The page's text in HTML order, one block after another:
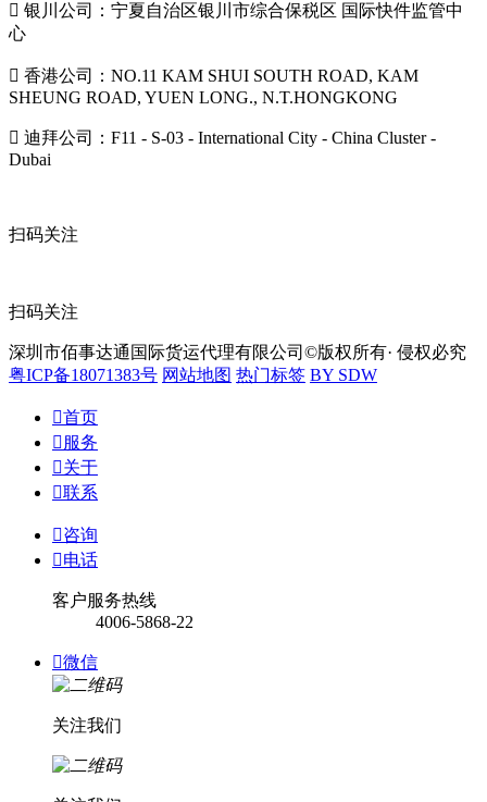
 银川公司：宁夏自治区银川市综合保税区 国际快件监管中
心
 香港公司：NO.11 KAM SHUI SOUTH ROAD, KAM
SHEUNG ROAD, YUEN LONG., N.T.HONGKONG
 迪拜公司：F11 - S-03 - International City - China Cluster -
Dubai
扫码关注
扫码关注
深圳市佰事达通国际货运代理有限公司©版权所有· 侵权必究
粤ICP备18071383号 网站地图 热门标签 BY SDW
首页
 服务
关于
联系
咨询
电话
客户服务热线
4006-5868-22
微信
关注我们